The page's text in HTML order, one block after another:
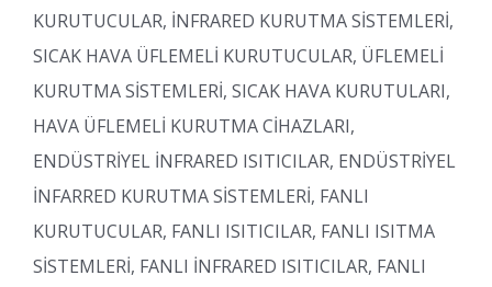
KURUTUCULAR, İNFRARED KURUTMA SİSTEMLERİ,
SICAK HAVA ÜFLEMELİ KURUTUCULAR, ÜFLEMELİ
KURUTMA SİSTEMLERİ, SICAK HAVA KURUTULARI,
HAVA ÜFLEMELİ KURUTMA CİHAZLARI,
ENDÜSTRİYEL İNFRARED ISITICILAR, ENDÜSTRİYEL
İNFARRED KURUTMA SİSTEMLERİ, FANLI
KURUTUCULAR, FANLI ISITICILAR, FANLI ISITMA
SİSTEMLERİ, FANLI İNFRARED ISITICILAR, FANLI